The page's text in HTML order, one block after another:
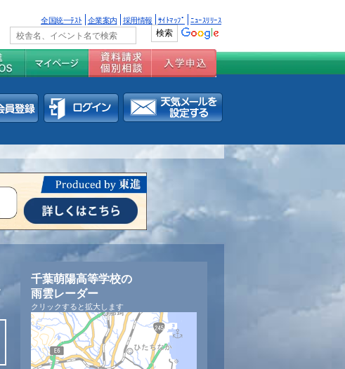
全国統一ﾃｽﾄ 企業案内 採用情報 ｻｲﾄﾏｯﾌﾟ ﾆｭｰｽﾘﾘｰｽ
千葉萌陽高等学校の
雨雲レーダー
クリックすると拡大します